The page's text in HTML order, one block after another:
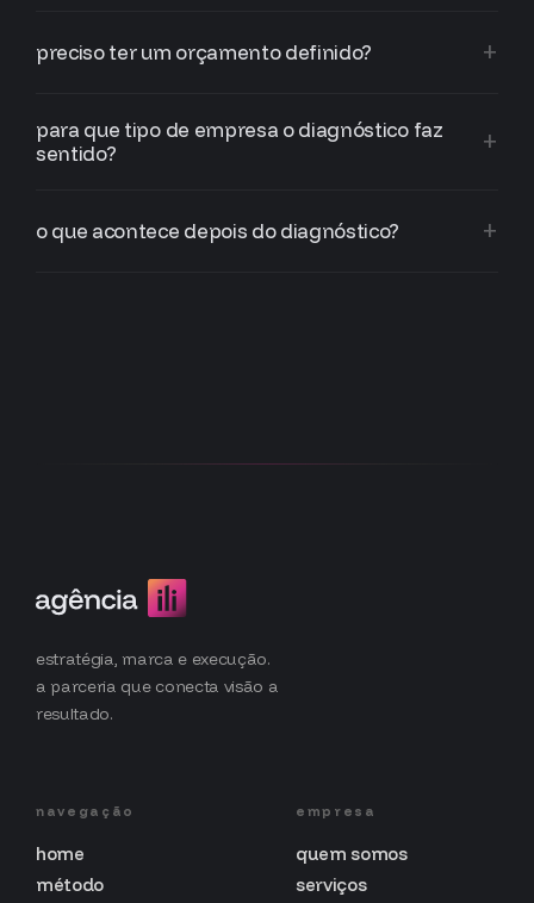
preciso ter um orçamento definido?
para que tipo de empresa o diagnóstico faz
sentido?
o que acontece depois do diagnóstico?
estratégia, marca e execução.
a parceria que conecta visão a
resultado.
navegação
home
método
empresa
quem somos
serviços